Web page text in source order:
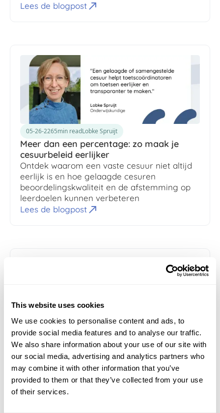
This website uses cookies
We use cookies to personalise content and ads, to
provide social media features and to analyse our traffic.
We also share information about your use of our site with
our social media, advertising and analytics partners who
may combine it with other information that you’ve
provided to them or that they’ve collected from your use
of their services.
Lees de blogpost
05-26-2265min readLobke Spruijt
Meer dan een percentage: zo maak je
cesuurbeleid eerlijker
Ontdek waarom een vaste cesuur niet altijd
eerlijk is en hoe gelaagde cesuren
beoordelingskwaliteit en de afstemming op
leerdoelen kunnen verbeteren
Lees de blogpost
05-19-20265 min readLobke Spruijt
De OKE-koppeling uitgelegd aan de hand
van een hardloopwedstrijd
Ontdek hoe de OKE-koppeling
toetssystemen, planningstools en SIS-
platforms koppelt om te zorgen voor een